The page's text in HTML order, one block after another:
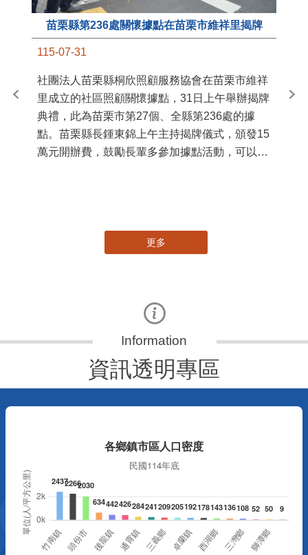
苗栗縣第236處關懷據點在苗栗市維祥里揭牌
115-07-31
社團法人苗栗縣桐欣照顧服務協會在苗栗市維祥
里成立的社區照顧關懷據點，31日上午舉辦揭牌
典禮，此為苗栗市第27個、全縣第236處的據
點。苗栗縣長鍾東錦上午主持揭牌儀式，頒發15
萬元開辦費，鼓勵長輩多參加據點活動，可以更
苗
更多
資訊透明專區